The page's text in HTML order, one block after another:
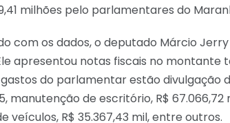
milhões pelo parlamentares do
com os dados, o deputado Márcio
apresentou notas fiscais no montante
do parlamentar estão divulgação
manutenção de escritório, R$ 67.066,72
veículos, R$ 35.367,43 mil, entre outros.